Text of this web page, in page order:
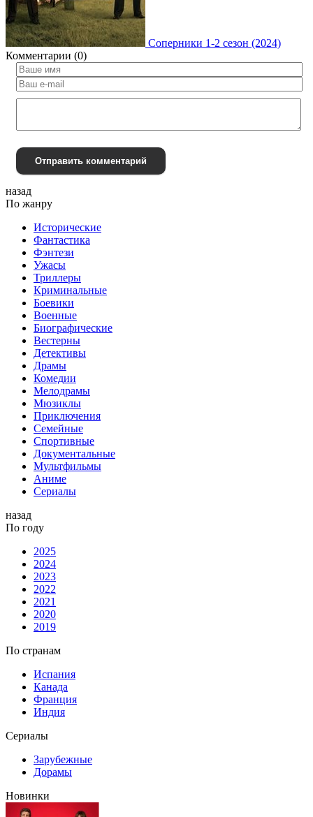
Соперники 1-2 сезон (2024)
Комментарии (0)
Отправить комментарий
назад
По жанру
Исторические
Фантастика
Фэнтези
Ужасы
Триллеры
Криминальные
Боевики
Военные
Биографические
Вестерны
Детективы
Драмы
Комедии
Мелодрамы
Мюзиклы
Приключения
Семейные
Спортивные
Документальные
Мультфильмы
Аниме
Сериалы
назад
По году
2025
2024
2023
2022
2021
2020
2019
По странам
Испания
Канада
Франция
Индия
Сериалы
Зарубежные
Дорамы
Новинки